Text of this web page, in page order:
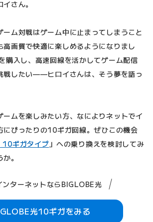
さん。
ーム対戦はゲーム中に止まってしまうこと
高画質で快適に楽しめるようになりまし
購入し、高速回線を活かしてゲーム配信
戦したい——ヒロイさんは、そう夢を語っ
ームを楽しみたい方、なによりネットでイ
にぴったりの10ギガ回線。ぜひこの機会
10ギガタイプ 」への乗り換えを検討してみ
。
ンターネットならBIGLOBE光
光10ギガをみる